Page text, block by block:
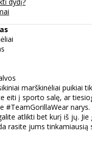
marškinėliai puikiai
eiti į sporto salę, ar
#TeamGorillaWear narys.
atlikti bet kurį iš jų. Jie
rasite jums tinkamiausią